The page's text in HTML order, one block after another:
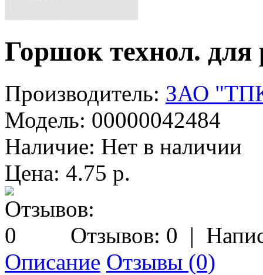
Горшок технол. для
Производитель: ЗАО "ТПК
Модель: 00000042484
Наличие: Нет в наличии
Цена: 4.75 р.
Отзывов: 0 |
Описание Отзывы (0)